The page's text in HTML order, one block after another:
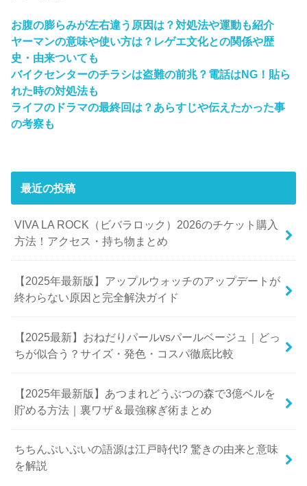
お腹の膨らみが左右違う原因は？対処法や運動も紹介
ヤーマンの意味や使い方は？レゲエ文化との関係や歴
史・由来ついても
バイクセンターのチラシは盗難の前兆？電話はNG！貼ら
れた時の対処法も
ライフのドラマの最終回は？あらすじや伝えたかった事
の考察も
最近の投稿
VIVA LA ROCK（ビバラロック）2026のチケット購入
方法！アクセス・持ち物まとめ
【2025年最新版】アップルウォッチのアップデートが
終わらない原因と完全解決ガイド
【2025最新】おねだりパールvsパールベージュ｜どっ
ちが似合う？サイズ・発色・コスパ徹底比較
【2025年最新版】あつまれどうぶつの森で3億ベルを
貯める方法｜裏ワザ＆最強稼ぎ術まとめ
ちちんぷいぷいの語源は江戸時代!? 驚きの由来と意味
を解説